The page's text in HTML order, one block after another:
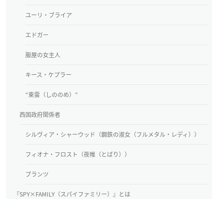
ユーリ・ブライア
エドガー
服屋の女主人
キース・ケプラー
“東雲（しののめ）”
西国政府関係者
シルヴィア・シャーウッド（鋼鉄の淑女（フルメタル・レディ））
フィオナ・フロスト（夜帷（とばり））
ブランツ
『SPY×FAMILY（スパイファミリー）』とは